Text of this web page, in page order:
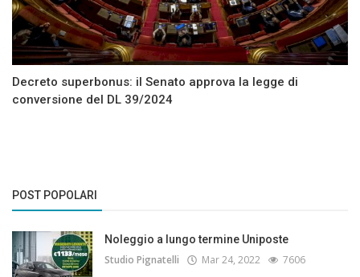
Decreto superbonus: il Senato approva la legge di
conversione del DL 39/2024
POST POPOLARI
Noleggio a lungo termine Uniposte
Studio Pignatelli Mar 24, 2022 7606